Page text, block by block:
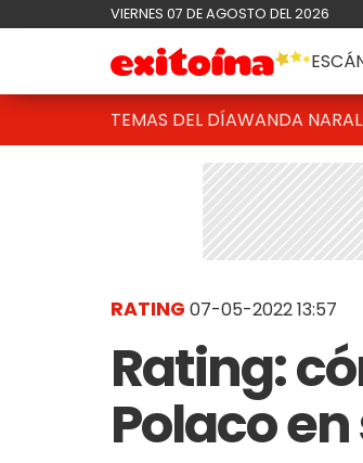
VIERNES 07 DE AGOSTO DEL 2026
TEMAS DEL DÍAWANDA NARA
RATING 07-05-2022 13:57
Rating:
Polaco